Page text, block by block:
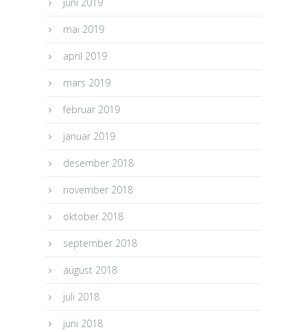
mai 2019
april 2019
mars 2019
februar 2019
januar 2019
desember 2018
november 2018
oktober 2018
september 2018
august 2018
juli 2018
juni 2018